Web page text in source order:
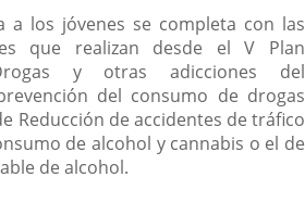
a los jóvenes se completa con las
que realizan desde el V Plan
y otras adicciones del
del consumo de drogas
Reducción de accidentes de tráfico
de alcohol y cannabis o el de
de alcohol.